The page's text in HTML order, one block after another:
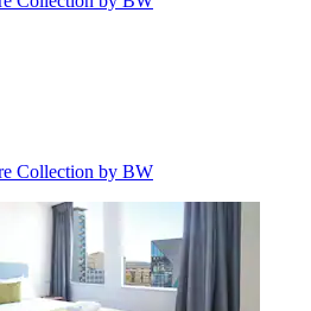
Collection by BW